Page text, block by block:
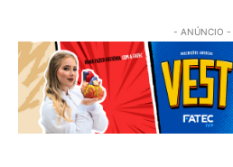
- ANÚNCIO -